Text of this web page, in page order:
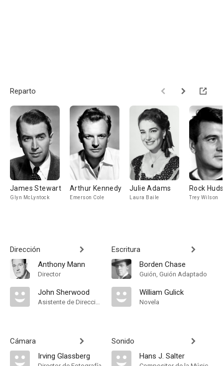
Reparto
James Stewart
Glyn McLyntock
Arthur Kennedy
Emerson Cole
Julie Adams
Laura Baile
Rock
Trey Wilson
Dirección
Anthony Mann
Director
John Sherwood
Asistente de Dirección
Cámara
Irving Glassberg
Escritura
Borden Chase
Guión, Guión Adaptado
William Gulick
Novela
Sonido
Hans J. Salter